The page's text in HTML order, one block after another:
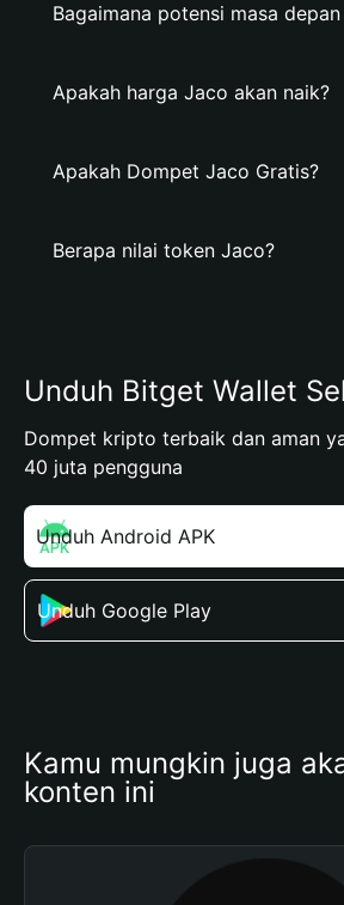
Bagaimana potensi masa
Apakah harga Jaco akan naik?
Apakah Dompet Jaco Gratis?
Berapa nilai token Jaco?
Unduh Bitget Wallet
Dompet kripto terbaik dan aman
40 juta pengguna
Unduh Android APK
Unduh Google Play
Kamu mungkin juga
konten ini